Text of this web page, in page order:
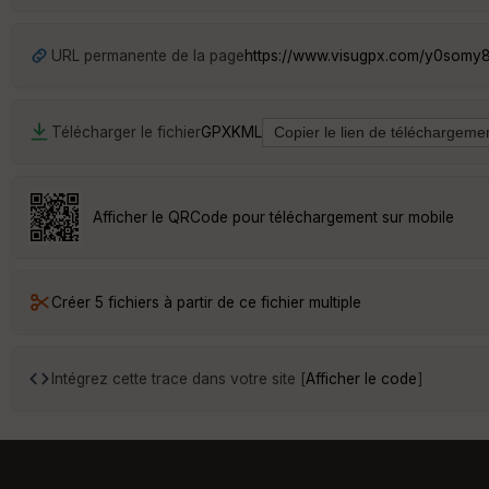
URL permanente de la pagehttps://www.visugpx.com/
Télécharger le fichierGPXKML
Afficher le QRCode pour téléchargement sur mobile
Créer 5 fichiers à partir de ce fichier multiple
Intégrez cette trace dans votre site [Afficher le code]